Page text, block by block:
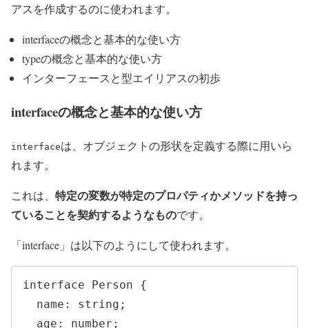
アスを作成するのに使われます。
interfaceの概念と基本的な使い方
typeの概念と基本的な使い方
インターフェースと型エイリアスの初歩
interfaceの概念と基本的な使い方
interfaceは、オブジェクトの形状を定義する際に用いら
れます。
これは、 特定の変数が特定のプロパティかメソッドを持っ
ていることを契約するようなものです。
「interface」は以下のようにして使われます。
interface Person {